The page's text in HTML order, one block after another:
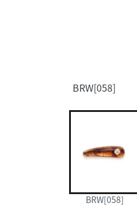
BRW[058]
BRW[058]